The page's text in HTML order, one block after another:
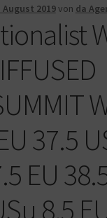
August 2019von da
37.5
EU
8.5